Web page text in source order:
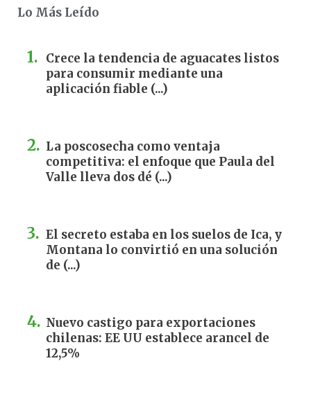
Lo Más Leído
Crece la tendencia de aguacates listos
para consumir mediante una
aplicación fiable (...)
La poscosecha como ventaja
competitiva: el enfoque que Paula del
Valle lleva dos dé (...)
El secreto estaba en los suelos de Ica, y
Montana lo convirtió en una solución
de (...)
Nuevo castigo para exportaciones
chilenas: EE UU establece arancel de
12,5%